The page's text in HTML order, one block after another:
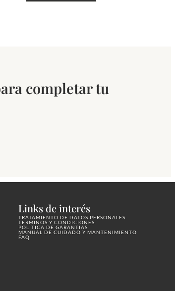
completar tu
Links de interés
TRATAMIENTO DE DATOS PERSONALES
TÉRMINOS Y CONDICIONES
POLÍTICA DE GARANTÍAS
MANUAL DE CUIDADO Y MANTENIMIENTO
FAQ